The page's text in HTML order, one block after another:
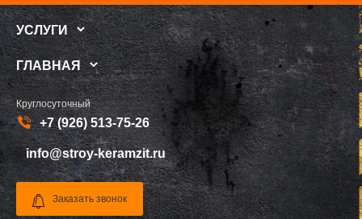
ПОСЕЛОК БОЛЬШЕВИК
ПОСЕЛОК ВОЛОДАРСКОГО
ПОСЕЛОК ВОРОВСКОГО
ПОСЕЛОК ИМ. ЦЮРУПЫ
ПОСЕЛОК ЛЕСНЫЕ ПОЛЯНЫ
ПОСЕЛОК ЛМС
МОСРЕНТГЕН
ПРАВДИНСКИЙ
ПРИВОКЗАЛЬНЫЙ
ПРОЛЕТАРСКИЙ
ПРОТВИНО
ПТИЧНОЕ
ПУЧКОВО
ПУШКИНО
ПУЩИНО
РАДОВИЦКИЙ
РАЗВИЛКА
МЕЛЕУЗ
КОЛЬЧУГИНО
КАМЫШИН
ТИХВИН
НОВОШАХТИНСК
ВОЛЬСК
КОНАКОВО
КОМСОМОЛЬСК НА АМУРЕ
КИЗИЛЮРТ
МИХАЙЛОВСК
ПЕТУШКИ
ПРИМОРСКО АХТАРСК
ЛЕСОСИБИРСК
БУДЕННОВСК
КАЛЯЗИН
ГЛАЗОВ
УСЛУГИ
ГЛАВНАЯ
Круглосуточный
+7 (926) 513-75-26
info@stroy-keramzit.ru
Заказать звонок